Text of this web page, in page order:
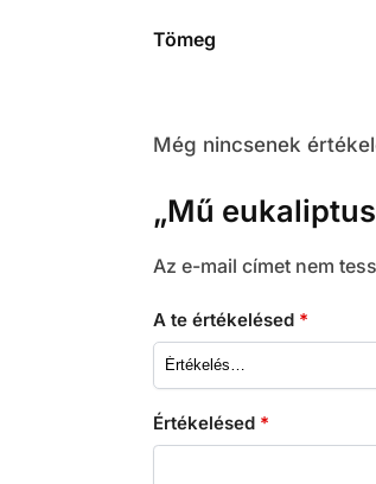
Tömeg
Még nincsenek
„Mű
Az e-mail címet nem
A te értékelésed *
Értékelésed *